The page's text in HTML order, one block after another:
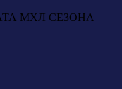
МХЛ СЕЗОНА